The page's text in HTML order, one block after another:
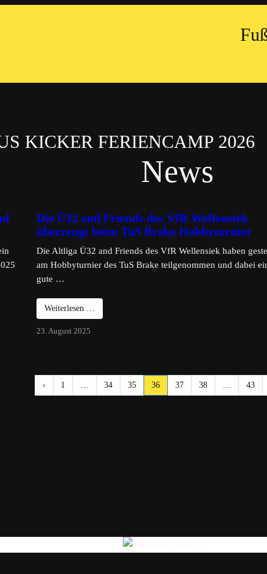
KICKER FERIENCAMP 2026
News
Die Ü32 and Friends des VfR Wellensiek
überzeugt beim TuS Brake Hobbyturnier
Die Altliga Ü32 and Friends des VfR Wellensiek haben
am Hobbyturnier des TuS Brake teilgenommen und dabei
gute …
Weiterlesen …
23. August 2025
‹ 1 … 34 35 36 37 38 … 43